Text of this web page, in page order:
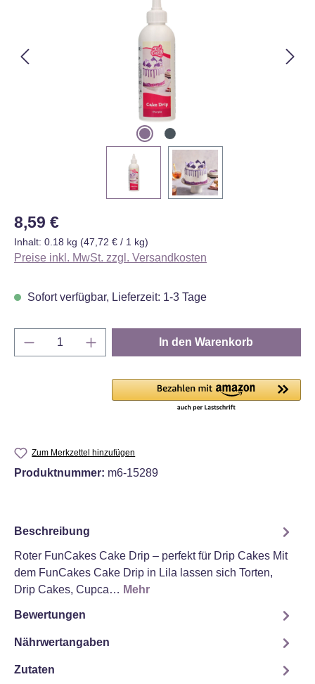
Regulärer Preis:
8,59 €
Inhalt: 0.18 kg (47,72 € / 1 kg)
Preise inkl. MwSt. zzgl. Versandkosten
Sofort verfügbar, Lieferzeit: 1-3 Tage
Produkt Anzahl: Gib den gewünschten
In den Warenkorb
Zum Merkzettel hinzufügen
Produktnummer: m6-15289
Beschreibung
Roter FunCakes Cake Drip – perfekt für Drip Cakes Mit
dem FunCakes Cake Drip in Lila lassen sich Torten,
Drip Cakes, Cupca… Mehr
Bewertungen
Nährwertangaben
Zutaten